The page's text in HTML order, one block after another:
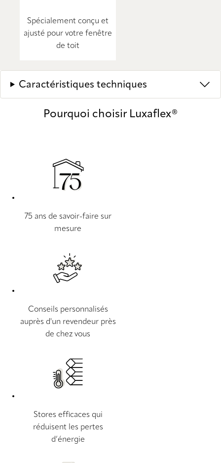
Spécialement conçu et
ajusté pour votre fenêtre
de toit
Caractéristiques techniques
Pourquoi choisir Luxaflex®
75 ans de savoir-faire sur
mesure
Conseils personnalisés
auprès d'un revendeur près
de chez vous
Stores efficaces qui
réduisent les pertes
d’énergie